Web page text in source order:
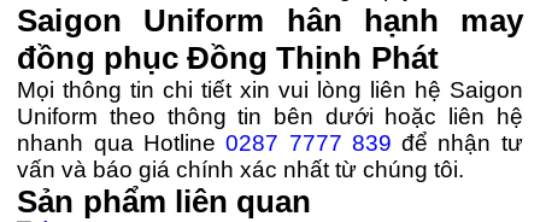
Saigon Uniform hân hạnh may
đồng phục Đồng Thịnh Phát
Mọi thông tin chi tiết xin vui lòng liên hệ Saigon
Uniform theo thông tin bên dưới hoặc liên hệ
nhanh qua Hotline0287 7777 839 để nhận tư
vấn và báo giá chính xác nhất từ chúng tôi.
Sản phẩm liên quan